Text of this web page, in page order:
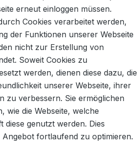
erneut einloggen müssen.
Cookies verarbeitet werden,
der Funktionen unserer Webseite
nicht zur Erstellung von
Soweit Cookies zu
werden, dienen diese dazu, die
unserer Webseite, ihrer
zu verbessern. Sie ermöglichen
wie die Webseite, welche
diese genutzt werden. Dies
fortlaufend zu optimieren.